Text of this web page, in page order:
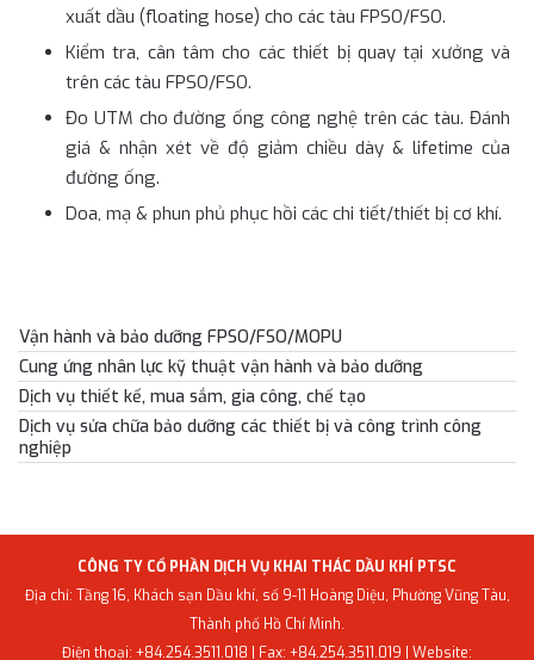
Trang chủ › Dịch vụ
xuất dầu (floating hose) cho các tàu FPSO/FSO.
Kiểm tra, cân tâm cho các thiết bị quay tại xưởng và
trên các tàu FPSO/FSO.
Đo UTM cho đường ống công nghệ trên các tàu. Đánh
giá & nhận xét về độ giảm chiều dày & lifetime của
đường ống.
Doa, mạ & phun phủ phục hồi các chi tiết/thiết bị cơ khí.
Vận hành và bảo dưỡng FPSO/FSO/MOPU
Cung ứng nhân lực kỹ thuật vận hành và bảo dưỡng
Dịch vụ thiết kế, mua sắm, gia công, chế tạo​
Dịch vụ sửa chữa bảo dưỡng các thiết bị và công trình công
nghiệp
CÔNG TY CỔ PHẦN DỊCH VỤ KHAI THÁC DẦU KHÍ PTSC
Địa chỉ: Tầng 16, Khách sạn Dầu khí, số 9-11 Hoàng Diệu, Phường Vũng Tàu,
Thành phố Hồ Chí Minh.
Điện thoại: +84.254.3511.018 | Fax: +84.254.3511.019 | Website: